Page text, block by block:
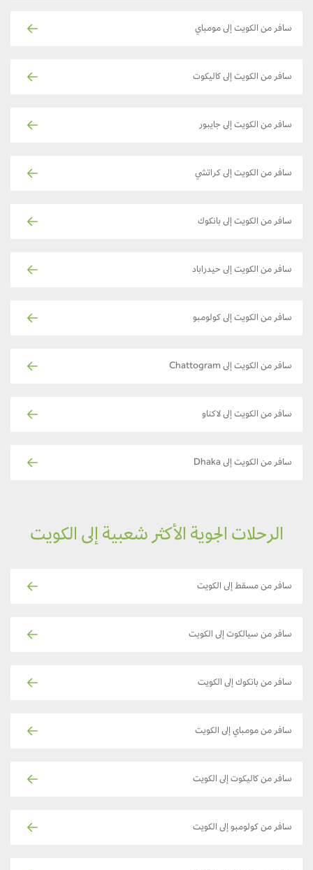
سافر من الكويت إلى مومباي
سافر من الكويت إلى كاليكوت
سافر من الكويت إلى جايبور
سافر من الكويت إلى كراتشي
سافر من الكويت إلى بانكوك
سافر من الكويت إلى حيدراباد
سافر من الكويت إلى كولومبو
سافر من الكويت إلى Chattogram
سافر من الكويت إلى لاكناو
سافر من الكويت إلى Dhaka
الرحلات الجوية الأكثر شعبية إلى الكويت
سافر من مسقط إلى الكويت
سافر من سيالكوت إلى الكويت
سافر من بانكوك إلى الكويت
سافر من مومباي إلى الكويت
سافر من كاليكوت إلى الكويت
سافر من كولومبو إلى الكويت